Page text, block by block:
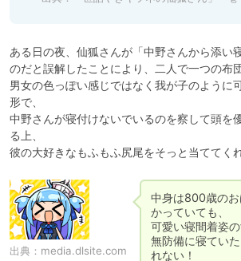
ある日の夜、仙狐さんが「中野さんから添い
のだと誤解したことにより、二人で一つの布団
男女の色っぽい感じではなく我が子のように
形で、
中野さんが寝付けないでいるのを察して頭を
る上、
彼の大好きなもふもふ尻尾をそっと当ててく
出典： media.dlsite.com
中身は800歳の
かっていても、
可愛い寝間着姿
無防備に寝てい
れない！